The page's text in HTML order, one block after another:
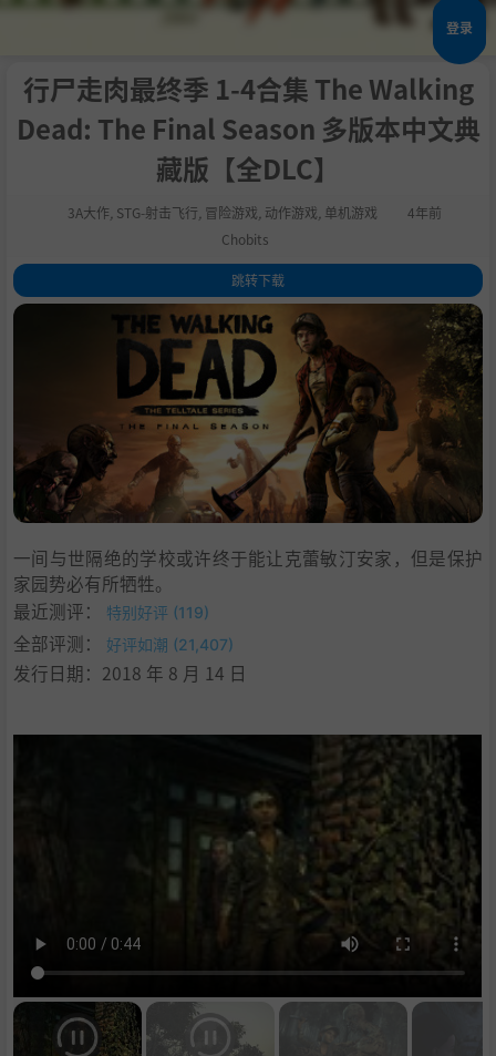
登录
行尸走肉最终季 1-4合集 The Walking
Dead: The Final Season 多版本中文典
藏版【全DLC】
3A大作 STG-射击飞行 冒险游戏 动作游戏 单机游戏
4年前
Chobits
跳转下载
1.关于这款游戏
一间与世隔绝的学校或许终于能让克蕾敏汀安家，但是保护
家园势必有所牺牲。
最近测评：
特别好评 (119)
全部评测： 好评如潮 (21,407)
发行日期：2018 年 8 月 14 日